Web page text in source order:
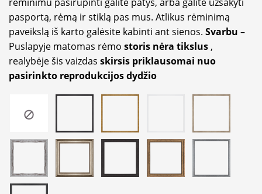
pasportą, rėmą ir stiklą pas mus. Atlikus rėminimą
paveikslą iš karto galėsite kabinti ant sienos. Svarbu –
Puslapyje matomas rėmo storis nėra tikslus ,
realybėje šis vaizdas skirsis priklausomai nuo
pasirinkto reprodukcijos dydžio